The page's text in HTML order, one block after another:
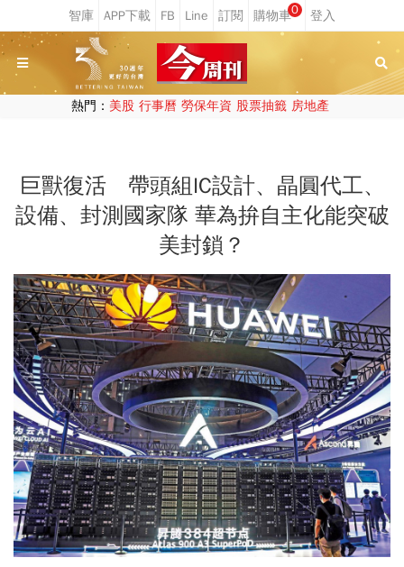
0
熱門： 美股 行事曆 勞保年資 股票抽籤 房地產
巨獸復活 帶頭組IC設計、晶圓代工、
設備、封測國家隊 華為拚自主化能突破
美封鎖？